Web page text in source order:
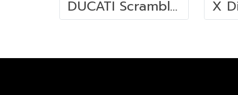
DUCATI Scrambler 800 ABS ปี2015